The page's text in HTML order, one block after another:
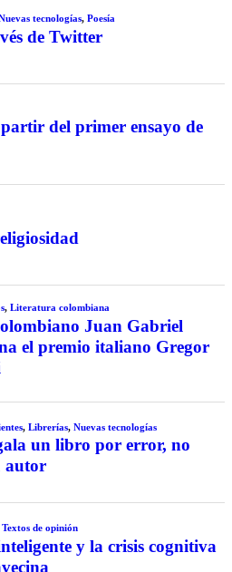
tecnologías, Poesía
de Twitter
del primer ensayo de
, Literatura colombiana
Juan Gabriel
el premio italiano Gregor
, Librerías, Nuevas tecnologías
un libro por error, no
autor
Textos de opinión
y la crisis cognitiva